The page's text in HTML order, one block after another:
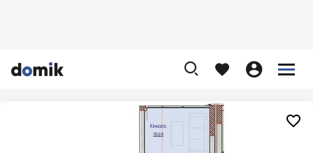


    


